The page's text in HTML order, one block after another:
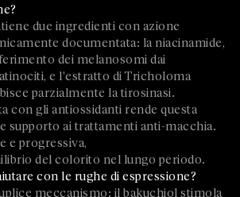
due ingredienti con azione
documentata: la niacinamide,
dei melanosomi dai
e l'estratto di Tricholoma
parzialmente la tirosinasi.
con gli antiossidanti rende questa
supporto ai trattamenti anti-macchia.
e progressiva,
del colorito nel lungo periodo.
con le rughe di espressione?
meccanismo: il bakuchiol stimola